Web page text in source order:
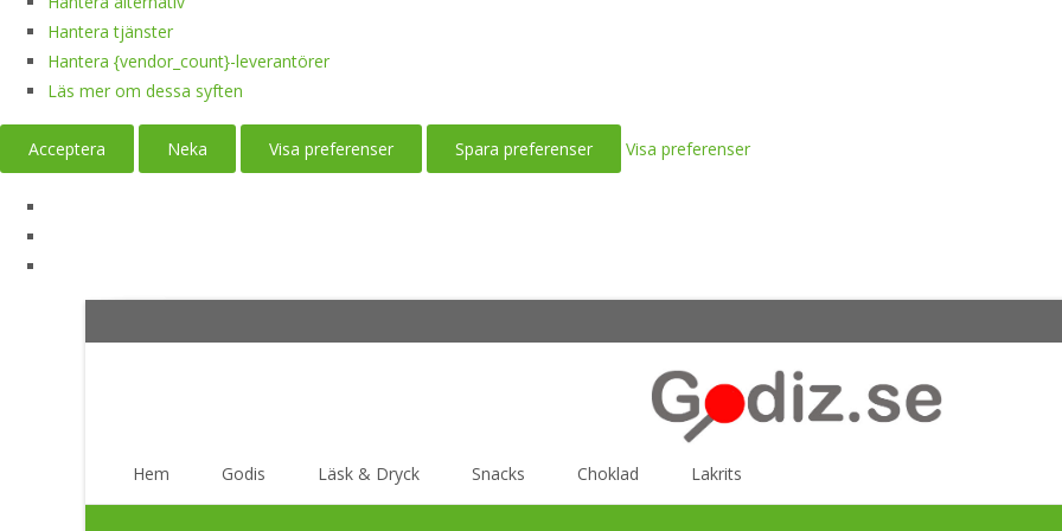
Hantera tjänster
Hantera {vendor_count}-leverantörer
Läs mer om dessa syften
Acceptera Neka Visa preferenser Spara preferenser Visa preferenser
Hem Godis Läsk & Dryck Snacks Choklad Lakrits